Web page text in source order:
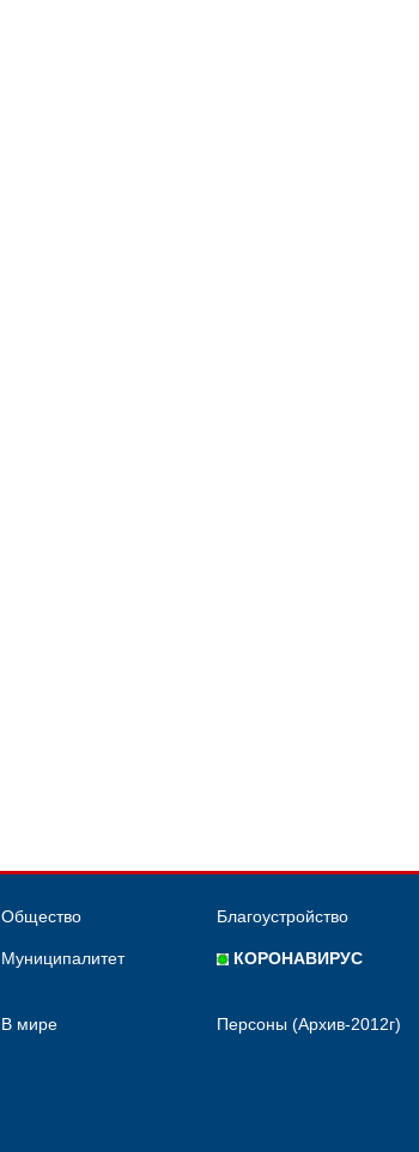
Общество Благоустройство
Муниципалитет КОРОНАВИРУС
В мире Персоны (Архив-2012г)